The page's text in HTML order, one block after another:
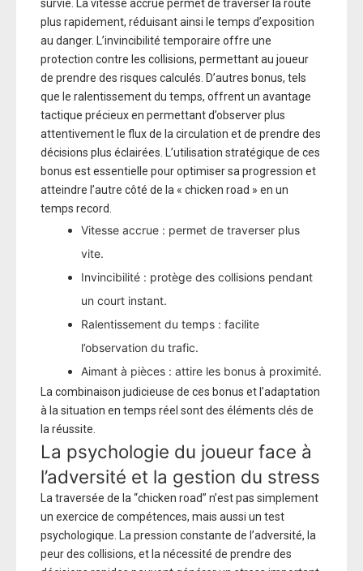
survie. La vitesse accrue permet de traverser la route
plus rapidement, réduisant ainsi le temps d’exposition
au danger. L’invincibilité temporaire offre une
protection contre les collisions, permettant au joueur
de prendre des risques calculés. D’autres bonus, tels
que le ralentissement du temps, offrent un avantage
tactique précieux en permettant d’observer plus
attentivement le flux de la circulation et de prendre des
décisions plus éclairées. L’utilisation stratégique de ces
bonus est essentielle pour optimiser sa progression et
atteindre l’autre côté de la « chicken road » en un
temps record.
Vitesse accrue : permet de traverser plus
vite.
Invincibilité : protège des collisions pendant
un court instant.
Ralentissement du temps : facilite
l’observation du trafic.
Aimant à pièces : attire les bonus à proximité.
La combinaison judicieuse de ces bonus et l’adaptation
à la situation en temps réel sont des éléments clés de
la réussite.
La psychologie du joueur face à
l’adversité et la gestion du stress
La traversée de la “chicken road” n’est pas simplement
un exercice de compétences, mais aussi un test
psychologique. La pression constante de l’adversité, la
peur des collisions, et la nécessité de prendre des